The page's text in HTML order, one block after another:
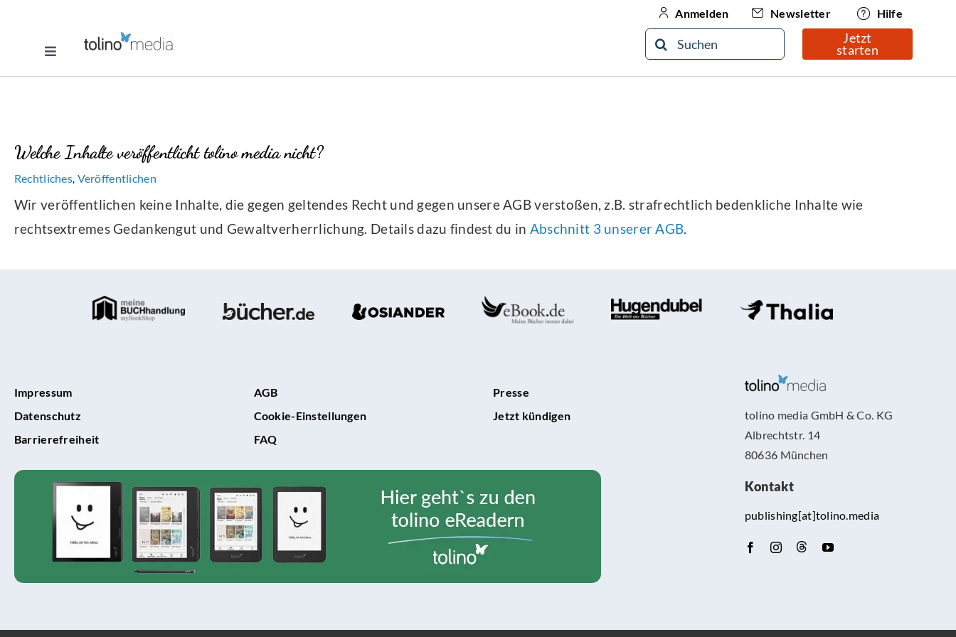
springen
Anmelden Newsletter Hilfe
Toggle
Navigation
Selfpublishing
Printbuch
Hörbuch
Über uns
Suche
nach:
Jetzt
starten
Welche Inhalte veröffentlicht tolino media nicht?
Rechtliches, Veröffentlichen
Wir veröffentlichen keine Inhalte, die gegen geltendes Recht und gegen unsere AGB verstoßen, z.B. strafrechtlich bedenkliche Inhalte wie
rechtsextremes Gedankengut und Gewaltverherrlichung. Details dazu findest du in Abschnitt 3 unserer AGB.
Impressum
Datenschutz
Barrierefreiheit
AGB
Cookie-Einstellungen
FAQ
Presse
Jetzt kündigen
tolino media GmbH & Co. KG
Albrechtstr. 14
80636 München
Kontakt
publishing[at]tolino.media